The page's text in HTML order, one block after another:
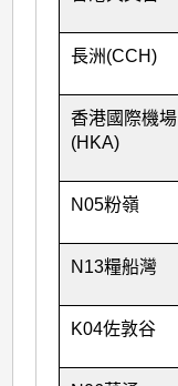
長洲(CCH)
香港國際機場
(HKA)
N05粉嶺
N13糧船灣
K04佐敦谷